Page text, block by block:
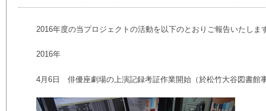
2016年度の当プロジェクトの活動を以下のとおりご報告いたしま
2016年
4 月 6日 俳優座劇場の上演記録考証作業開始（於松竹大谷図書館